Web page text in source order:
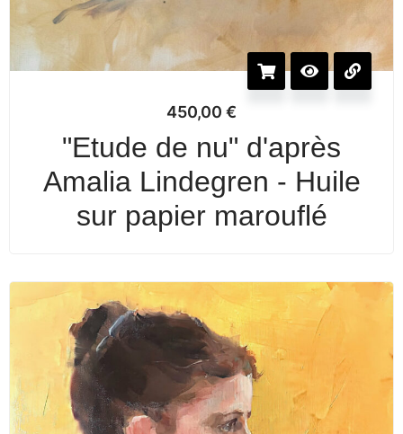
450,00 €
"Etude de nu" d'après
Amalia Lindegren - Huile
sur papier marouflé